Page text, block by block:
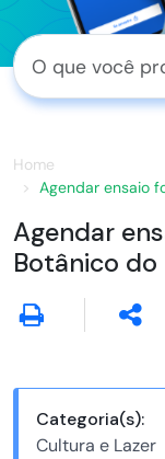
Home
Agendar ensaio
Agendar
Botânico do
Categoria(s):
Cultura e Lazer